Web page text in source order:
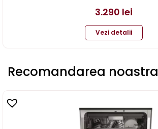
3.290 lei
Vezi detalii
Recomandarea noastra